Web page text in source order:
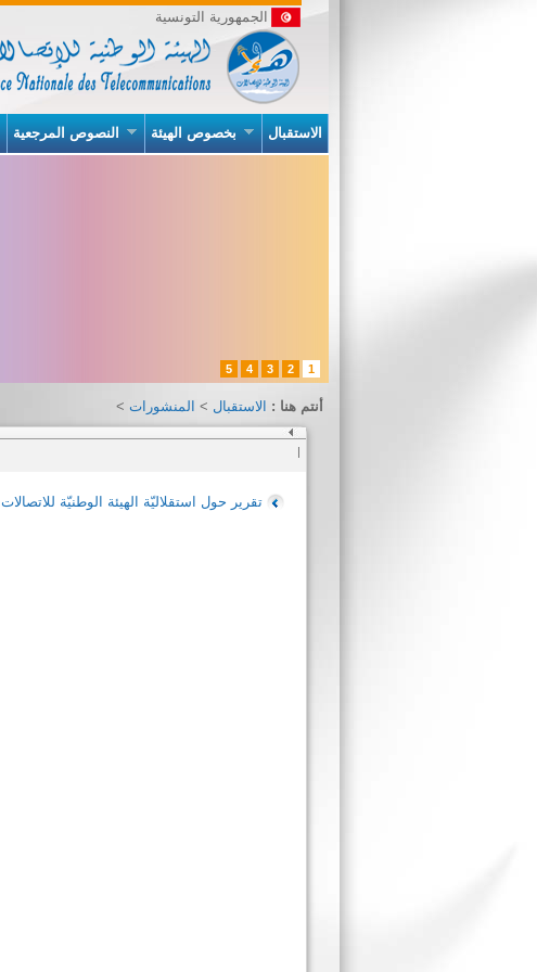
الجمهورية التونسية
الاستقبال بخصوص الهيئة النصوص المرجعية
1
2
3
4
5
أنتم هنا : الاستقبال > المنشورات >
|
تقرير حول استقلاليّة الهيئة الوطنيّة للاتصالات